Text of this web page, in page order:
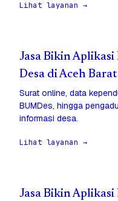
Lihat layanan →
Jasa Bikin Aplikasi
Desa di Aceh
Surat online, data
BUMDes, hingga
informasi desa.
Lihat layanan →
Jasa Bikin